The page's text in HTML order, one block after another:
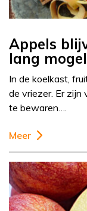
Appels
lang
In de koelkast,
de vriezer. Er zijn
te bewaren….
Meer